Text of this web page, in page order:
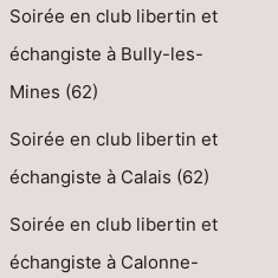
Soirée en club libertin et
échangiste à Bully-les-
Mines (62)
Soirée en club libertin et
échangiste à Calais (62)
Soirée en club libertin et
échangiste à Calonne-